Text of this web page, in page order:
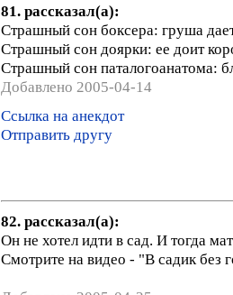
81. рассказал(а):
Стpашный сон боксеpа: гpуша
Стpашный сон дояpки: ее доит
Стpашный сон паталогоанатома:
Добавлено 2005-04-14
Ссылка на анекдот
Отправить другу
82. рассказал(а):
Он не хотел идти в сад. И тогда
Смотрите на видео - "В садик без